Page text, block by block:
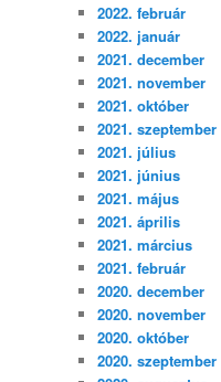
2022. február
2022. január
2021. december
2021. november
2021. október
2021. szeptember
2021. július
2021. június
2021. május
2021. április
2021. március
2021. február
2020. december
2020. november
2020. október
2020. szeptember